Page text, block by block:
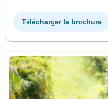
Télécharger la brochure